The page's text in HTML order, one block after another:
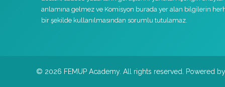
anlamına gelmez ve Komisyon burada yer alan bilgilerin
bir şekilde kullanılmasından sorumlu tutulamaz.
© 2026 FEMUP Academy. All rights reserved. Powered